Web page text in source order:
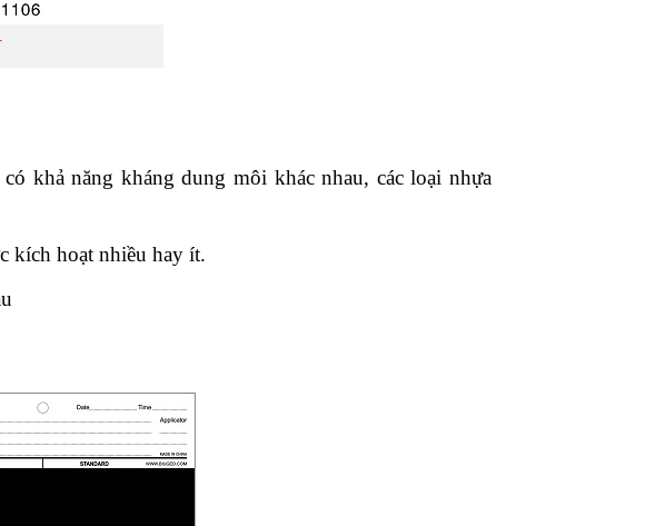
khả năng kháng dung môi khác nhau, các loại nhựa
kích hoạt nhiều hay ít.